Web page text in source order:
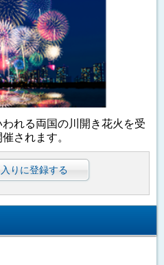
れる両国の川開き花火を受
されます。
りに登録する